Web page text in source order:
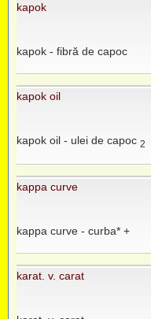
kapok
kapok - fibră de capoc
kapok oil
kapok oil - ulei de capoc 2
kappa curve
kappa curve - curba* +
karat. v. carat